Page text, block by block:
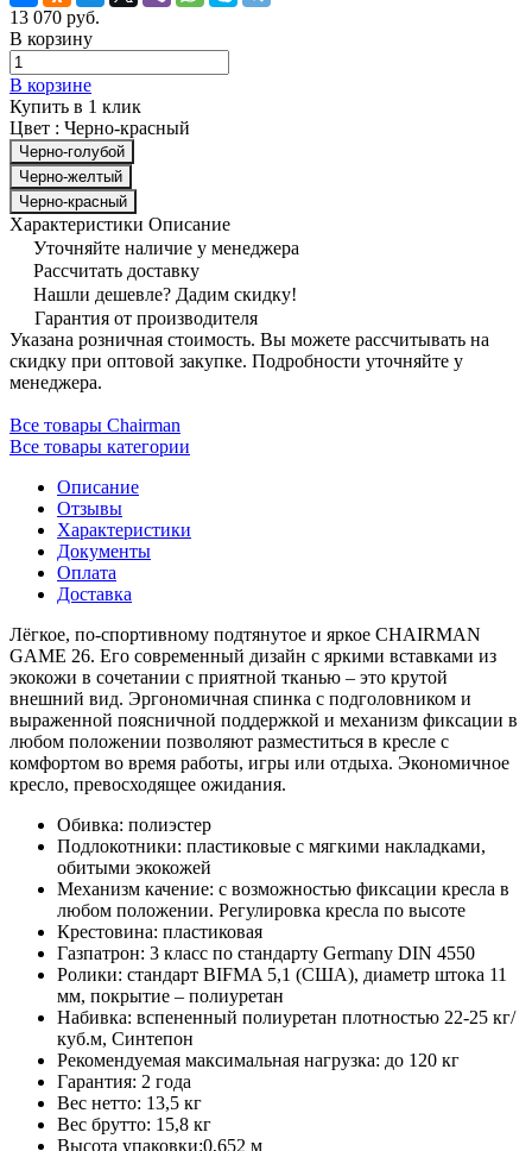
13 070 руб.
В корзину
В корзине
Купить в 1 клик
Цвет : Черно-красный
Черно-голубой
Черно-желтый
Черно-красный
Характеристики Описание
Уточняйте наличие у менеджера
Рассчитать доставку
Нашли дешевле? Дадим скидку!
Гарантия от производителя
Указана розничная стоимость. Вы можете рассчитывать на
скидку при оптовой закупке. Подробности уточняйте у
менеджера.
Все товары Сhairman
Все товары категории
Описание
Отзывы
Характеристики
Документы
Оплата
Доставка
Лёгкое, по-спортивному подтянутое и яркое CHAIRMAN
GAME 26. Его современный дизайн с яркими вставками из
экокожи в сочетании с приятной тканью – это крутой
внешний вид. Эргономичная спинка с подголовником и
выраженной поясничной поддержкой и механизм фиксации в
любом положении позволяют разместиться в кресле с
комфортом во время работы, игры или отдыха. Экономичное
кресло, превосходящее ожидания.
Обивка: полиэстер
Подлокотники: пластиковые с мягкими накладками,
обитыми экокожей
Механизм качение: с возможностью фиксации кресла в
любом положении. Регулировка кресла по высоте
Крестовина: пластиковая
Газпатрон: 3 класс по стандарту Germany DIN 4550
Ролики: стандарт BIFMA 5,1 (США), диаметр штока 11
мм, покрытие – полиуретан
Набивка: вспененный полиуретан плотностью 22-25 кг/
куб.м, Синтепон
Рекомендуемая максимальная нагрузка: до 120 кг
Гарантия: 2 года
Вес нетто: 13,5 кг
Вес брутто: 15,8 кг
Высота упаковки:0,652 м